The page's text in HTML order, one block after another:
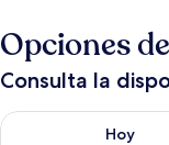
Opciones
Consulta la
Hoy
Consulta la